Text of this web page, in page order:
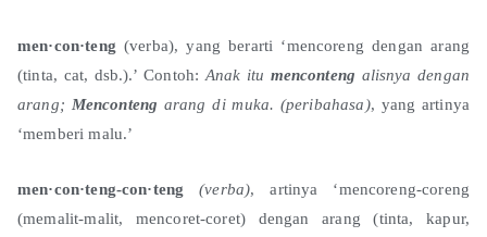
men·con·teng (verba), yang berarti ‘mencoreng dengan arang
(tinta, cat, dsb.).’ Contoh: Anak itu menconteng alisnya dengan
arang; Menconteng arang di muka. (peribahasa), yang artinya
‘memberi malu.’
men·con·teng-con·teng (verba), artinya ‘mencoreng-coreng
(memalit-malit, mencoret-coret) dengan arang (tinta, kapur,